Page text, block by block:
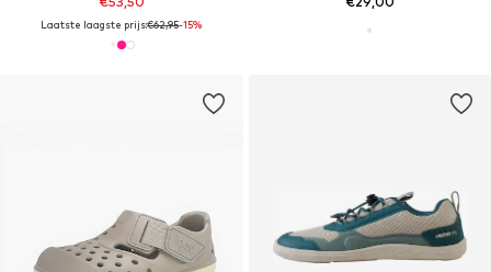
Laatste laagste prijs:€62,95-15%